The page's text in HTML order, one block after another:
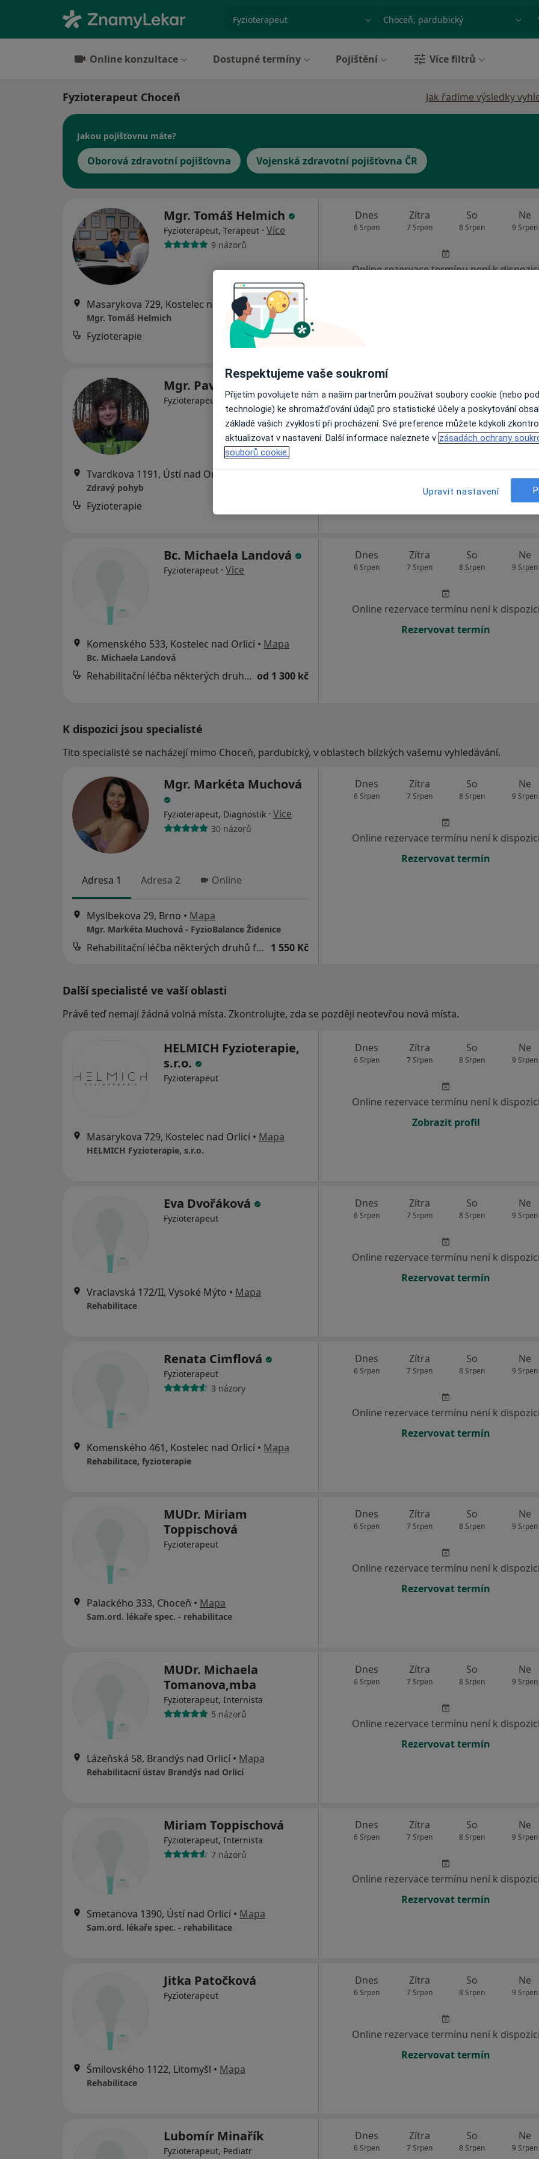
Město nebo region
Online konzultace Dostupné termíny Pojištění Více filtrů
Fyzioterapeut Choceň Jak řadíme výsledky
Jakou pojišťovnu máte?
Oborová zdravotní pojišťovna Vojenská zdravotní pojišťovna ČR
Mgr. Tomáš Helmich
Fyzioterapeut, Terapeut · Více
9 názorů
Masarykova 729, Kostelec nad Orlicí•Mapa
Mgr. Tomáš Helmich
Fyzioterapie 1 500 Kč
Dnes
6 Srpen
Zítra
7 Srpen
So
8 Srpen
Ne
9 Srpen
Online rezervace termínu není k
Mgr. Pavla Šulcová
Fyzioterapeut ·Více
Tvardkova 1191, Ústí nad Orlicí
Zdravý pohyb
Fyzioterapie
6 Srpen 7 Srpen 8 Srpen 9 Srpen
Online rezervace termínu není k
Bc. Michaela Landová
Fyzioterapeut · Více
Komenského 533, Kostelec nad Orlicí • Mapa
Bc. Michaela Landová
Rehabilitační léčba některých druhů funkční sterility metodou L. Mojžíšové od 1 300 kč
Dnes
6 Srpen
Zítra
7 Srpen
So
8 Srpen
Ne
9 Srpen
Online rezervace termínu není k dispozici
Rezervovat termín
K dispozici jsou specialisté
Tito specialisté se nacházejí mimo Choceň, pardubický, v oblastech blízkých vašemu vyhledávání.
Mgr. Markéta Muchová
Fyzioterapeut, Diagnostik · Více
30 názorů
Adresa 1 Adresa 2 Online
Myslbekova 29, Brno • Mapa
Mgr. Markéta Muchová - FyzioBalance Židenice
Rehabilitační léčba některých druhů funkční sterility metodou L. Mojžíšové 1 550 Kč
Dnes
6 Srpen
Zítra
7 Srpen
So
8 Srpen
Ne
9 Srpen
Online rezervace termínu není k dispozici
Rezervovat termín
Další specialisté ve vaší oblasti
Právě teď nemají žádná volná místa. Zkontrolujte, zda se později neotevřou nová místa.
HELMICH Fyzioterapie,
s.r.o.
Fyzioterapeut
Masarykova 729, Kostelec nad Orlicí • Mapa
HELMICH Fyzioterapie, s.r.o.
Dnes
6 Srpen
Zítra
7 Srpen
So
8 Srpen
Ne
9 Srpen
Online rezervace termínu není k dispozici
Zobrazit profil
Eva Dvořáková
Fyzioterapeut
Vraclavská 172/II, Vysoké Mýto • Mapa
Rehabilitace
Dnes
6 Srpen
Zítra
7 Srpen
So
8 Srpen
Ne
9 Srpen
Online rezervace termínu není k dispozici
Rezervovat termín
Renata Cimflová
Fyzioterapeut
3 názory
Komenského 461, Kostelec nad Orlicí • Mapa
Rehabilitace, fyzioterapie
Dnes
6 Srpen
Zítra
7 Srpen
So
8 Srpen
Ne
9 Srpen
Online rezervace termínu není k dispozici
Rezervovat termín
MUDr. Miriam
Toppischová
Fyzioterapeut
Palackého 333, Choceň • Mapa
Sam.ord. lékaře spec. - rehabilitace
Dnes
6 Srpen
Zítra
7 Srpen
So
8 Srpen
Ne
9 Srpen
Online rezervace termínu není k dispozici
Rezervovat termín
MUDr. Michaela
Tomanova,mba
Fyzioterapeut, Internista
5 názorů
Lázeňská 58, Brandýs nad Orlicí • Mapa
Rehabilitacní ústav Brandýs nad Orlicí
Dnes
6 Srpen
Zítra
7 Srpen
So
8 Srpen
Ne
9 Srpen
Online rezervace termínu není k dispozici
Rezervovat termín
Miriam Toppischová
Fyzioterapeut, Internista
7 názorů
Smetanova 1390, Ústí nad Orlicí • Mapa
Sam.ord. lékaře spec. - rehabilitace
Dnes
6 Srpen
Zítra
7 Srpen
So
8 Srpen
Ne
9 Srpen
Online rezervace termínu není k dispozici
Rezervovat termín
Jitka Patočková
Fyzioterapeut
Šmilovského 1122, Litomyšl • Mapa
Rehabilitace
Dnes
6 Srpen
Zítra
7 Srpen
So
8 Srpen
Ne
9 Srpen
Online rezervace termínu není k dispozici
Rezervovat termín
Lubomír Minařík
Fyzioterapeut, Pediatr
Dnes
6 Srpen
Zítra
7 Srpen
So
8 Srpen
Ne
9 Srpen
Respektujeme vaše soukromí
Přijetím povolujete nám a našim partnerům používat soubory cookie (nebo
technologie) ke shromažďování údajů pro statistické účely a poskytování
základě vašich zvyklostí při procházení. Své preference můžete kdykoli
aktualizovat v nastavení. Další informace naleznete v zásadách ochrany
souborů cookie.
Upravit nastavení